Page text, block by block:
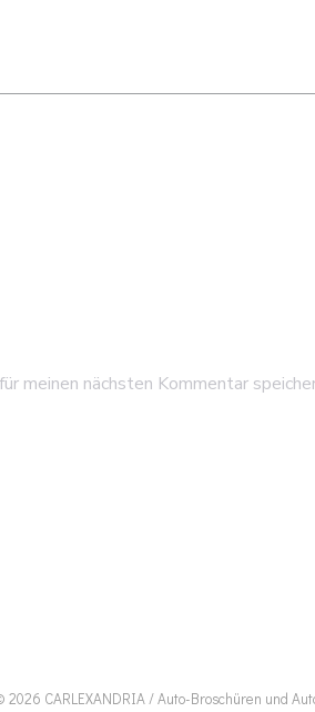
meinen nächsten Kommentar
2026 CARLEXANDRIA / Auto-Broschüren und